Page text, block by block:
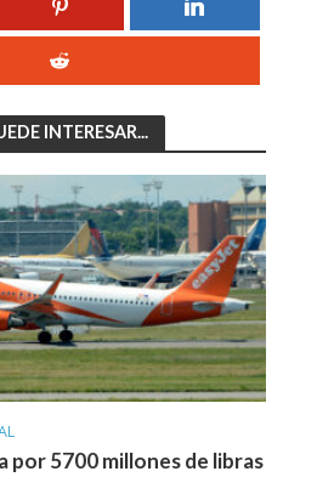
INTERESAR...
por 5700 millones de libras